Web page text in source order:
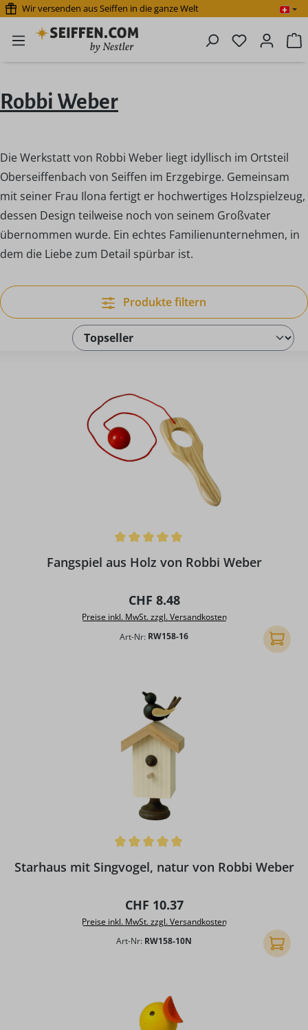
Zum Hauptinhalt springen
Wir versenden aus Seiffen in die ganze Welt
Du hast 0
Robbi Weber
Die Werkstatt von Robbi Weber liegt idyllisch im Ortsteil
Oberseiffenbach von Seiffen im Erzgebirge. Gemeinsam
mit seiner Frau Ilona fertigt er hochwertiges Holzspielzeug,
dessen Design teilweise noch von seinem Großvater
übernommen wurde. Ein echtes Familienunternehmen, in
dem die Liebe zum Detail spürbar ist.
Produkte filtern
Fangspiel aus Holz von Robbi Weber
Regulärer Preis:
CHF 8.48
Preise inkl. MwSt. zzgl. Versandkosten
Art-Nr: RW158-16 In den
Starhaus mit Singvogel, natur von Robbi Weber
Regulärer Preis:
CHF 10.37
Preise inkl. MwSt. zzgl. Versandkosten
Art-Nr: RW158-10N In den